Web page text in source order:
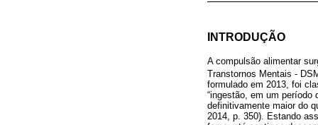
INTRODUÇÃO
A compulsão alimentar
Transtornos Mentais -
formulado em 2013, foi
“ingestão, em um período
definitivamente maior do
2014, p. 350). Estando